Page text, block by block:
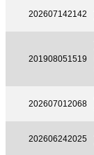
202607142142
201908051519
202607012068
202606242025